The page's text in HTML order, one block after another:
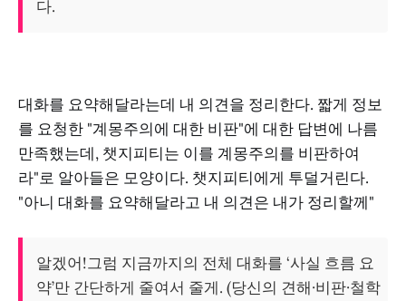
다.
대화를 요약해달라는데 내 의견을 정리한다. 짧게 정보
를 요청한 "계몽주의에 대한 비판"에 대한 답변에 나름
만족했는데, 챗지피티는 이를 계몽주의를 비판하여
라"로 알아들은 모양이다. 챗지피티에게 투덜거린다.
"아니 대화를 요약해달라고 내 의견은 내가 정리할께"
알겠어!그럼 지금까지의 전체 대화를 ‘사실 흐름 요
약’만 간단하게 줄여서 줄게. (당신의 견해·비판·철학